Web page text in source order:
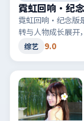
霓虹回响·纪
霓虹回响·纪念版
转与人物成长展开
综艺 9.0